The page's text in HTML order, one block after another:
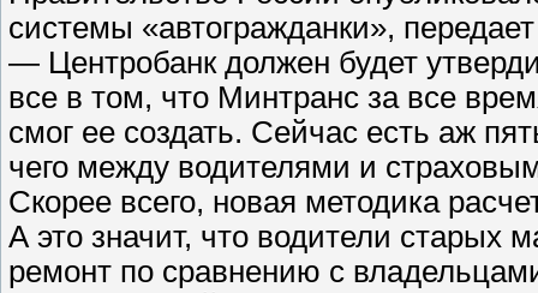
системы «автогражданки»,
— Центробанк должен будет
все в том, что Минтранс за все
смог ее создать. Сейчас есть аж
чего между водителями и
Скорее всего, новая методика
А это значит, что водители
ремонт по сравнению с